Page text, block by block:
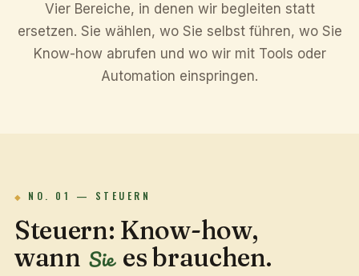
Vier Bereiche, in denen wir begleiten statt
ersetzen. Sie wählen, wo Sie selbst führen, wo Sie
Know-how abrufen und wo wir mit Tools oder
Automation einspringen.
NO. 01 — STEUERN
Steuern: Know-how,
wann Sie es brauchen.